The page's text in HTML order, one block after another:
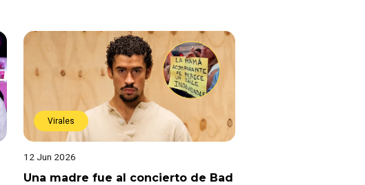
Virales
12 Jun 2026
Una madre fue al concierto de Bad